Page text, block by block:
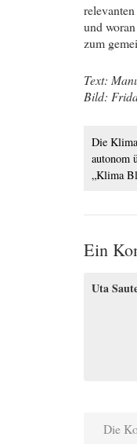
und
zum
Text:
Bild:
Die
autonom
„Klima
Ein
Uta
Die